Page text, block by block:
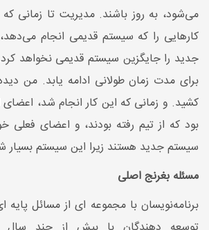
می‌شود، به روز باشند. مدیریت تا زمانی
کارهایی را که سیستم قدیمی انجام
جدید را جایگزین سیستم قدیمی نخواهد
کشید. و زمانی که این کار انجام شد،
بود که از تیم رفته بودند، و اعضای فعلی
سیستم جدید هستند زیرا این سیستم
مسئله بغرنج اصلی
برنامه‌نویسان با مجموعه ای از مسائل